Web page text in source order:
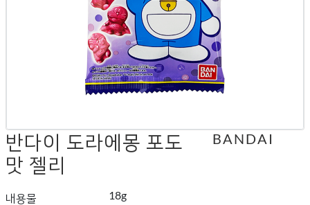
반다이 도라에몽 포도
맛 젤리
내용물 18g
BANDAI